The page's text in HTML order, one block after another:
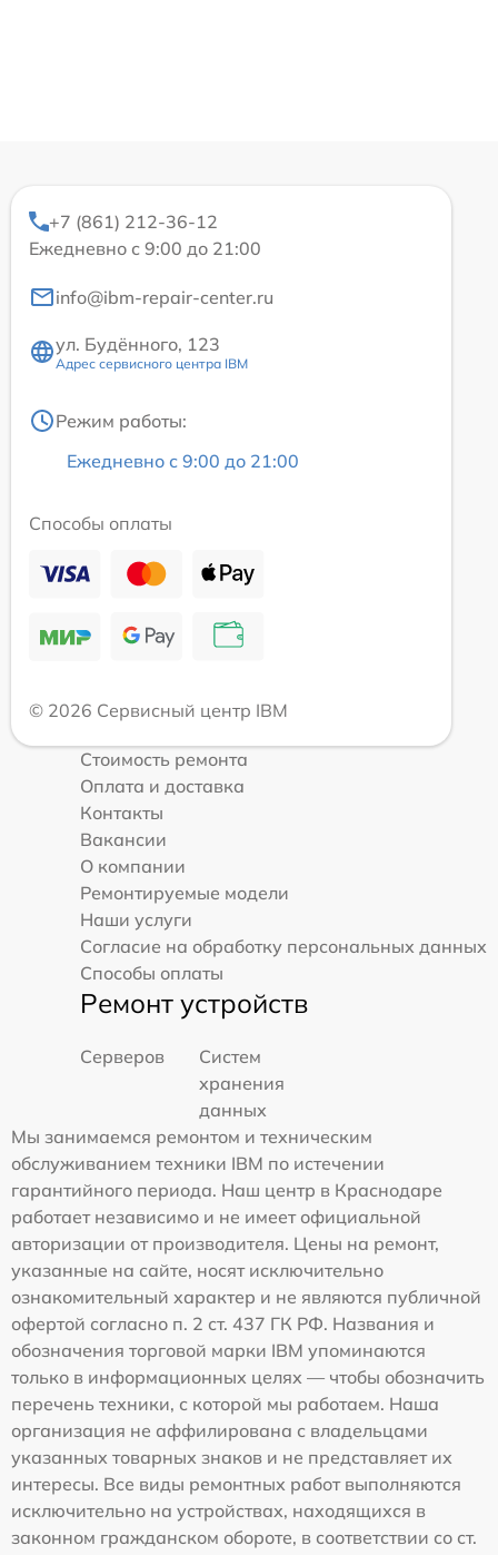
+7 (861) 212-36-12
Ежедневно с 9:00 до 21:00
info@ibm-repair-center.ru
ул. Будённого, 123
Адрес сервисного центра IBM
Режим работы:
Ежедневно с 9:00 до 21:00
Способы оплаты
© 2026 Сервисный центр IBM
Стоимость ремонта
Оплата и доставка
Контакты
Вакансии
О компании
Ремонтируемые модели
Наши услуги
Согласие на обработку персональных данных
Способы оплаты
Ремонт устройств
Серверов
Систем
хранения
данных
Мы занимаемся ремонтом и техническим
обслуживанием техники IBM по истечении
гарантийного периода. Наш центр в Краснодаре
работает независимо и не имеет официальной
авторизации от производителя. Цены на ремонт,
указанные на сайте, носят исключительно
ознакомительный характер и не являются публичной
офертой согласно п. 2 ст. 437 ГК РФ. Названия и
обозначения торговой марки IBM упоминаются
только в информационных целях — чтобы обозначить
перечень техники, с которой мы работаем. Наша
организация не аффилирована с владельцами
указанных товарных знаков и не представляет их
интересы. Все виды ремонтных работ выполняются
исключительно на устройствах, находящихся в
законном гражданском обороте, в соответствии со ст.